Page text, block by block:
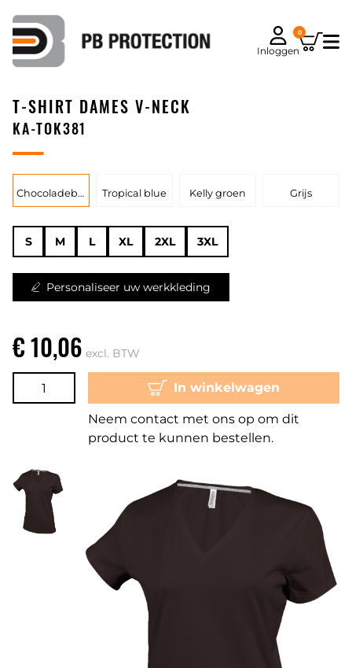
Inloggen
0
T-SHIRT DAMES V-NECK
KA-TOK381
Chocoladebruin Tropical blue Kelly groen Grijs
S M L XL 2XL 3XL
Personaliseer uw werkkleding
€ 10,06 excl. BTW
In winkelwagen
Neem contact met ons op om dit
product te kunnen bestellen.